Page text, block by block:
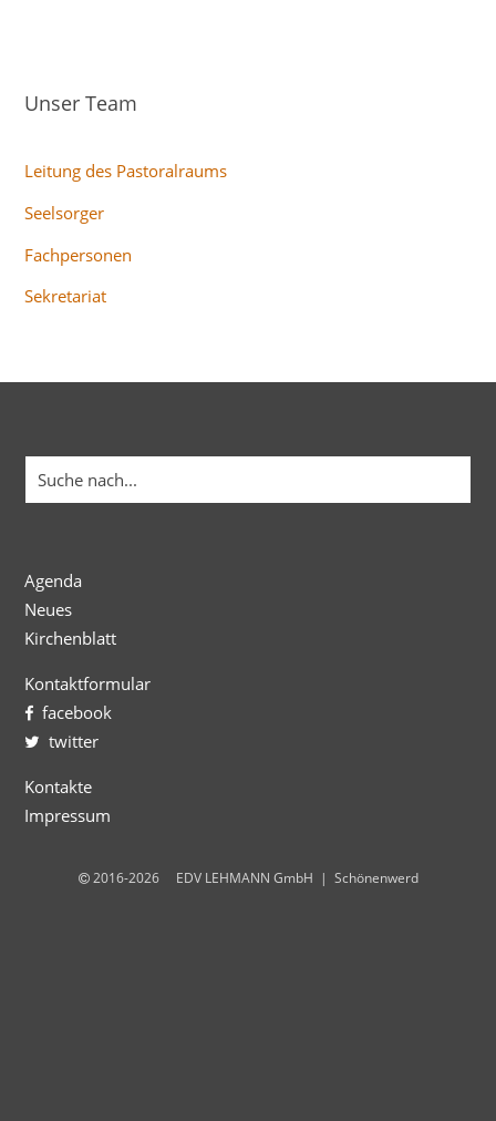
Unser Team
Leitung des Pastoralraums
Seelsorger
Fachpersonen
Sekretariat
Agenda
Neues
Kirchenblatt
Kontaktformular
facebook
twitter
Kontakte
Impressum
2016-2026 EDV LEHMANN GmbH | Schönenwerd